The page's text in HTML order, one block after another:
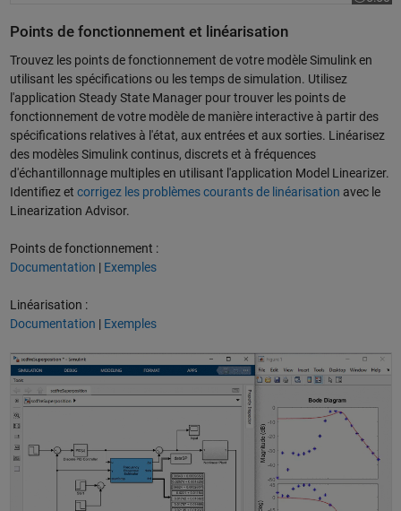
Points de fonctionnement et linéarisation
Trouvez les points de fonctionnement de votre modèle Simulink en
utilisant les spécifications ou les temps de simulation. Utilisez
l'application Steady State Manager pour trouver les points de
fonctionnement de votre modèle de manière interactive à partir des
spécifications relatives à l'état, aux entrées et aux sorties. Linéarisez
des modèles Simulink continus, discrets et à fréquences
d'échantillonnage multiples en utilisant l'application Model Linearizer.
Identifiez et corrigez les problèmes courants de linéarisation avec le
Linearization Advisor.
Points de fonctionnement :
Documentation | Exemples
Linéarisation :
Documentation | Exemples